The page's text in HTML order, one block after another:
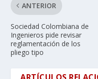
ANTERIOR
Sociedad Colombiana de
Ingenieros pide revisar
reglamentación de los
pliego tipo